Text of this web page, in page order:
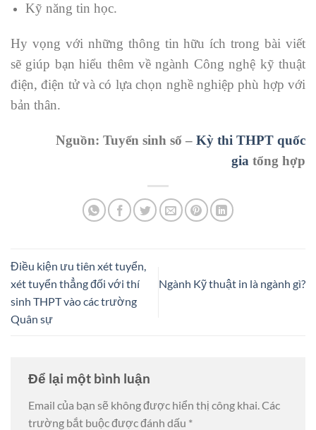
Kỹ năng tin học.
Hy vọng với những thông tin hữu ích trong bài viết
sẽ giúp bạn hiểu thêm về ngành Công nghệ kỹ thuật
điện, điện tử và có lựa chọn nghề nghiệp phù hợp với
bản thân.
Nguồn: Tuyển sinh số – Kỳ thi THPT quốc
gia tổng hợp
Điều kiện ưu tiên xét tuyển,
xét tuyển thẳng đối với thí
sinh THPT vào các trường
Quân sự
Ngành Kỹ thuật in là ngành gì?
Để lại một bình luận
Email của bạn sẽ không được hiển thị công khai. Các
trường bắt buộc được đánh dấu *